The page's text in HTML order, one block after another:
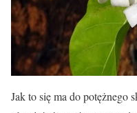
Jak to się ma do potężnego